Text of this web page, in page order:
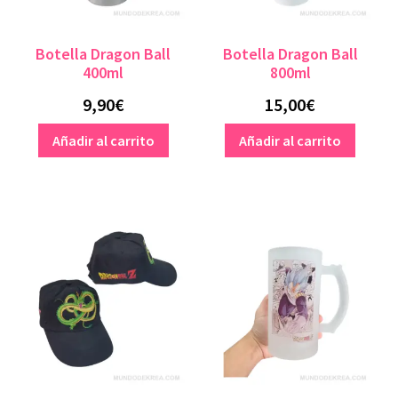
Dragon Ball
Disney
Friends
Harry Potter
One Piece
Pokemon
Botella Dragon Ball
400ml
9,90€
Añadir al carrito
Botella Dragon Ball
800ml
15,00€
Añadir al carrito